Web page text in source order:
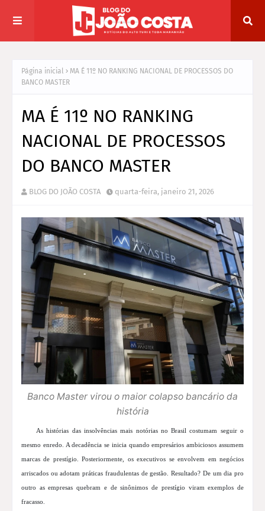
Página inicial
MA É 11º NO RANKING NACIONAL DE PROCESSOS DO
BANCO MASTER
MA É 11º NO RANKING
NACIONAL DE PROCESSOS
DO BANCO MASTER
BLOG DO JOÃO COSTA quarta-feira, janeiro 21, 2026
Banco Master virou o maior colapso bancário da
história
As histórias das insolvências mais notórias no Brasil costumam seguir o
mesmo enredo. A decadência se inicia quando empresários ambiciosos assumem
marcas de prestígio. Posteriormente, os executivos se envolvem em negócios
arriscados ou adotam práticas fraudulentas de gestão. Resultado? De um dia pro
outro as empresas quebram e de sinônimos de prestígio viram exemplos de
fracasso.